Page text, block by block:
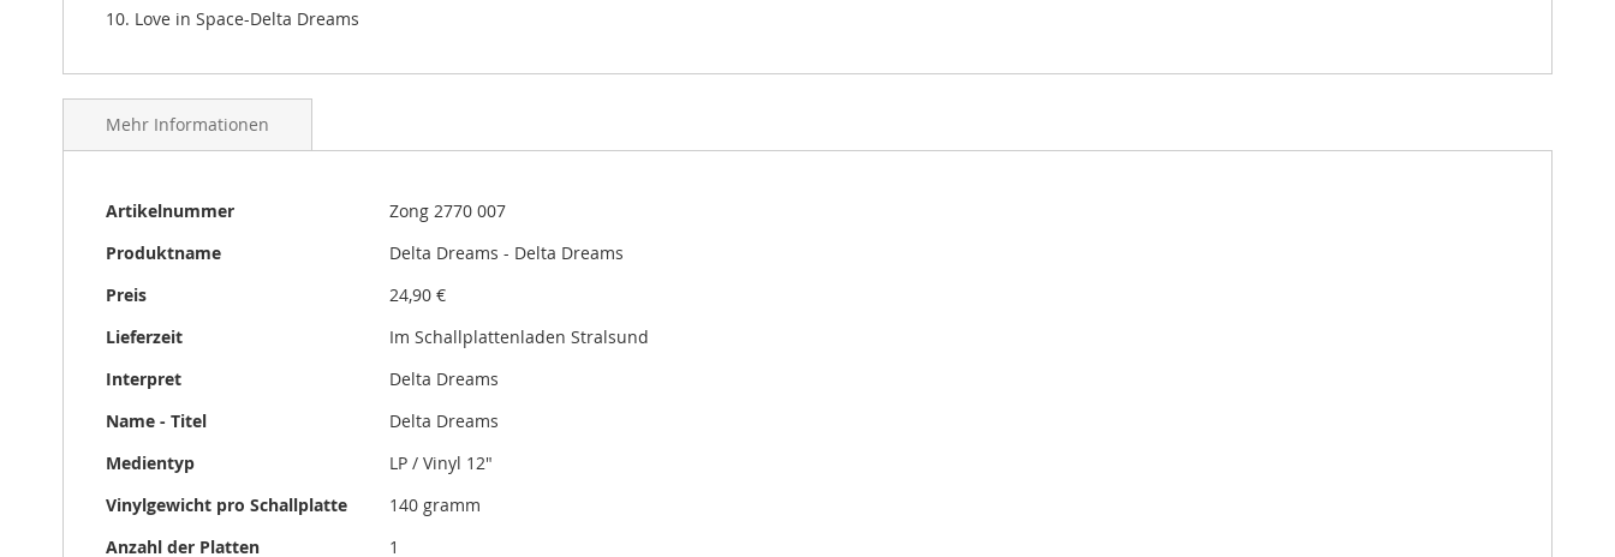
10. Love in Space-Delta Dreams
Mehr Informationen
Mehr
Artikelnummer
Zong 2770 007
Produktname
Delta Dreams - Delta Dreams
Preis
24,90 €
Lieferzeit
Im Schallplattenladen Stralsund
Interpret
Delta Dreams
Name - Titel
Delta Dreams
Medientyp
LP / Vinyl 12"
Vinylgewicht pro Schallplatte
140 gramm
Anzahl der Platten
1